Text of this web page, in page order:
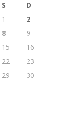
S
D
1
2
8
9
15
16
22
23
29
30